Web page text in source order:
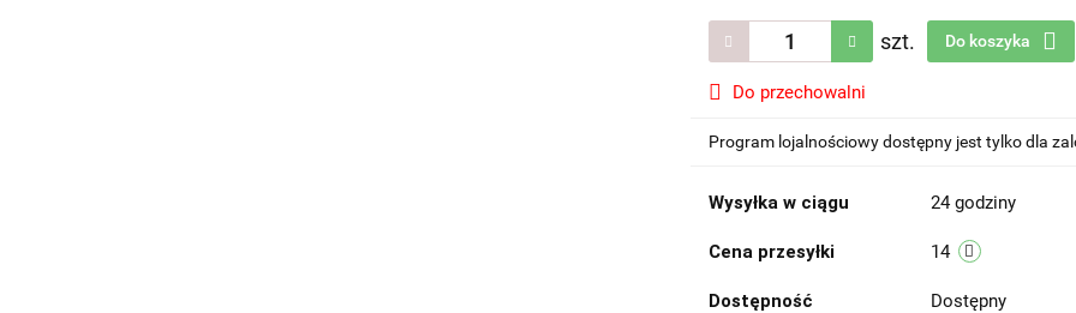
szt. Do koszyka
Do przechowalni
Program lojalnościowy dostępny jest tylko dla
Wysyłka w ciągu 24 godziny
Cena przesyłki 14
Dostępność Dostępny